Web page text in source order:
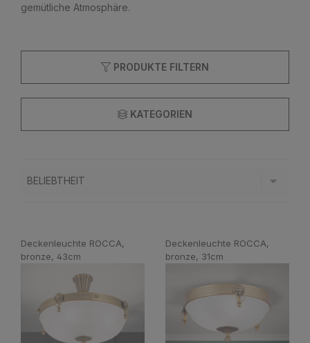
gemütliche Atmosphäre.
PRODUKTE FILTERN
KATEGORIEN
Deckenleuchte ROCCA,
bronze, 43cm
Deckenleuchte ROCCA,
bronze, 31cm